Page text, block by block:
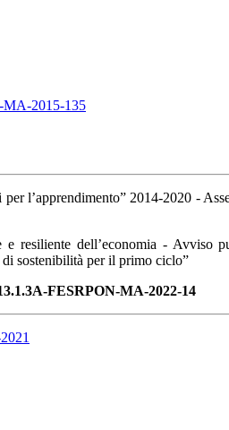
2015-135
l’apprendimento” 2014-2020 -
resiliente dell’economia -
sostenibilità per il primo ciclo”
FESRPON-MA-2022-14